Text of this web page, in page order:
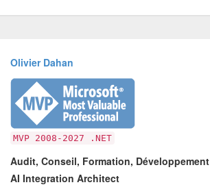
Olivier Dahan
MVP 2008-2027 .NET
Audit, Conseil, Formation, Développement
AI Integration Architect